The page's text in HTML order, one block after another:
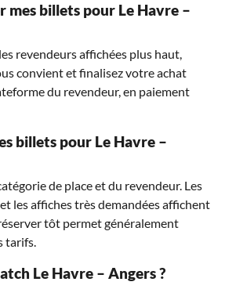
mes billets pour Le Havre –
revendeurs affichées plus haut,
convient et finalisez votre achat
du revendeur, en paiement
billets pour Le Havre –
de place et du revendeur. Les
les affiches très demandées affichent
tôt permet généralement
tarifs.
Le Havre – Angers ?